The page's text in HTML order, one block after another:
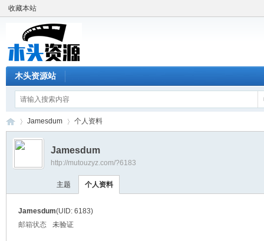
收藏本站
木头资源站
›
Jamesdum 个人资料
Jamesdum
http://mutouzyz.com/?6183
主题 个人资料
Jamesdum(UID: 6183)
邮箱状态
未验证